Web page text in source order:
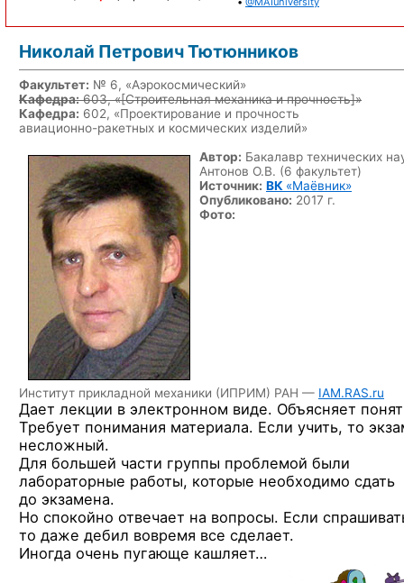
Николай Петрович Тютюнников
Факультет: № 6, «Аэрокосмический»
Кафедра:603, «[Строительная механика и прочность]»
Кафедра: 602, «Проектирование и прочность
авиационно-ракетных и космических изделий»
Автор: Бакалавр технических
Антонов О.В. (6 факультет)
Источник: ВК «Маёвник»
Опубликовано: 2017 г.
Фото:
Институт прикладной механики (ИПРИМ) РАН — IAM.RAS.ru
Дает лекции в электронном виде. Объясняет
Требует понимания материала. Если учить, то
несложный.
Для большей части группы проблемой были
лабораторные работы, которые необходимо сдать
до экзамена.
Но спокойно отвечает на вопросы. Если
то даже дебил вовремя все сделает.
Иногда очень пугающе кашляет…